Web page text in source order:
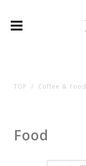
TOP Coffee ＆ Food
Food